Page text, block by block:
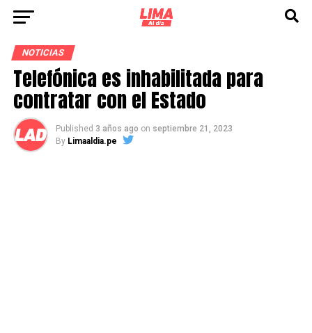
NOTICIAS
Telefónica es inhabilitada para
contratar con el Estado
Published 3 años ago on septiembre 21, 2023
By Limaaldia.pe